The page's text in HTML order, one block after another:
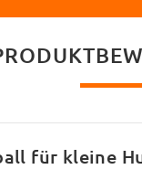
für kleine